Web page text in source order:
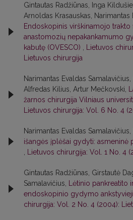
Gintautas Radžiūnas, Inga
Arnoldas Krasauskas, Narimantas
Endoskopinis virškinamojo
anastomozių nepakankamumo
kabutę (OVESCO)
Lietuvos
Lietuvos chirurgija
Narimantas Evaldas
Alfredas Kilius, Artur Mečkovski,
žarnos chirurgija Vilniaus
Lietuvos chirurgija: Vol. 6 No. 4
Narimantas Evaldas Samalavičius,
išangės įplėšai gydyti: asmeninė
Lietuvos chirurgija: Vol. 1 No. 4
Gintautas Radžiūnas, Girstautė
Samalavičius,
Lėtinio
endoskopinio gydymo
chirurgija: Vol. 2 No. 4 (2004):